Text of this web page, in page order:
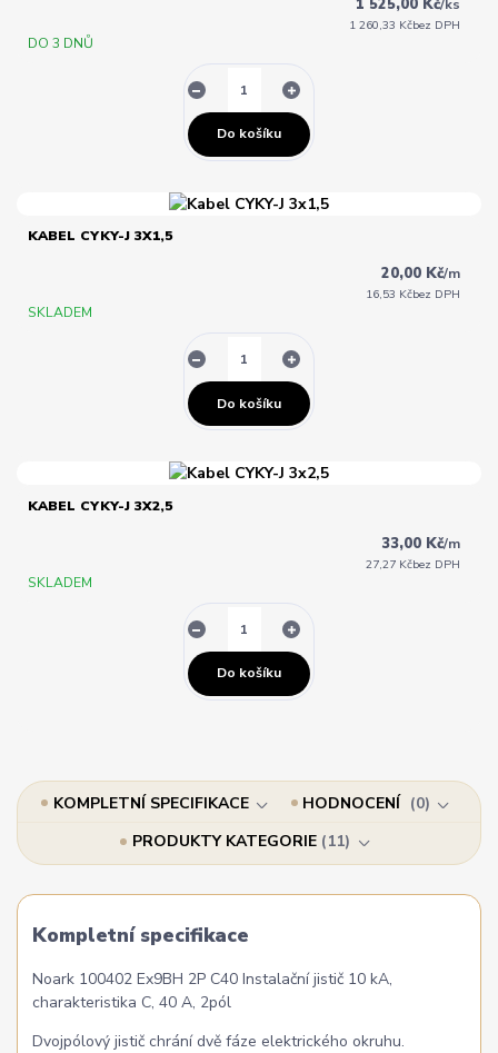
1 525,00 Kč/ks
1 260,33 Kčbez DPH
DO 3 DNŮ
Do košíku
KABEL CYKY-J 3X1,5
20,00 Kč/m
16,53 Kčbez DPH
SKLADEM
Do košíku
KABEL CYKY-J 3X2,5
33,00 Kč/m
27,27 Kčbez DPH
SKLADEM
Do košíku
KOMPLETNÍ SPECIFIKACE HODNOCENÍ
0
PRODUKTY KATEGORIE 11
Kompletní specifikace
Noark 100402 Ex9BH 2P C40 Instalační jistič 10 kA,
charakteristika C, 40 A, 2pól
Dvojpólový jistič chrání dvě fáze elektrického okruhu.